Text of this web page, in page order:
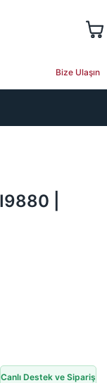
Bize Ulaşın
|
Canlı Destek ve Sipariş